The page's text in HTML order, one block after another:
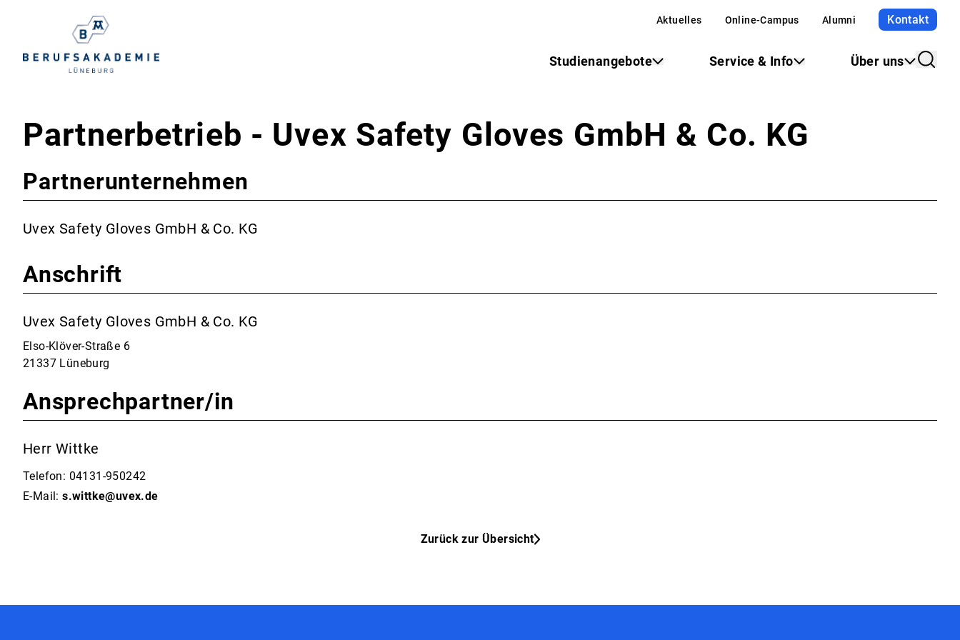
Studienangebote Service & Info Über uns
Aktuelles Online-Campus Alumni Kontakt
Partnerbetrieb - Uvex Safety Gloves GmbH & Co. KG
Partnerunternehmen
Uvex Safety Gloves GmbH & Co. KG
Anschrift
Uvex Safety Gloves GmbH & Co. KG
Elso-Klöver-Straße 6
21337 Lüneburg
Ansprechpartner/in
Herr Wittke
Telefon: 04131-950242
E-Mail:s.wittke@uvex.de
Zurück zur Übersicht